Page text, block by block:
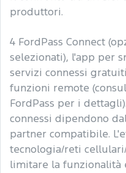
produttori.
4 FordPass Connect
selezionati), l'app per
servizi connessi
funzioni remote
FordPass per i
connessi dipendono
partner compatibile.
tecnologia/reti
limitare la funzionalità